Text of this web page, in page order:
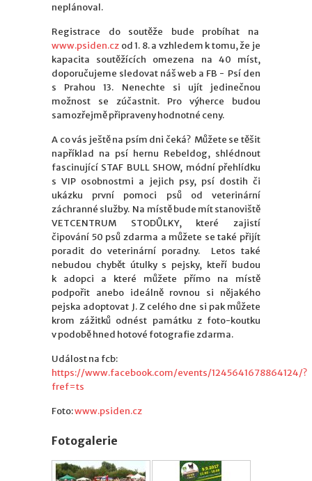
neplánoval.
Registrace do soutěže bude probíhat na
www.psiden.cz od 1. 8. a vzhledem k tomu, že je
kapacita soutěžících omezena na 40 míst,
doporučujeme sledovat náš web a FB - Psí den
s Prahou 13. Nenechte si ujít jedinečnou
možnost se zúčastnit. Pro výherce budou
samozřejmě připraveny hodnotné ceny.
A co vás ještě na psím dni čeká? Můžete se těšit
například na psí hernu Rebeldog, shlédnout
fascinující STAF BULL SHOW, módní přehlídku
s VIP osobnostmi a jejich psy, psí dostih či
ukázku první pomoci psů od veterinární
záchranné služby. Na místě bude mít stanoviště
VETCENTRUM STODŮLKY, které zajistí
čipování 50 psů zdarma a můžete se také přijít
poradit do veterinární poradny. Letos také
nebudou chybět útulky s pejsky, kteří budou
k adopci a které můžete přímo na místě
podpořit anebo ideálně rovnou si nějakého
pejska adoptovat J. Z celého dne si pak můžete
krom zážitků odnést památku z foto-koutku
v podobě hned hotové fotografie zdarma.
Událost na fcb:
https://www.facebook.com/events/1245641678864124/?
fref=ts
Foto:www.psiden.cz
Fotogalerie